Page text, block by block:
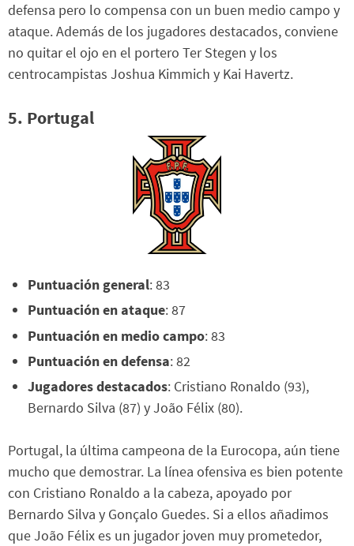
defensa pero lo compensa con un buen medio campo y
ataque. Además de los jugadores destacados, conviene
no quitar el ojo en el portero Ter Stegen y los
centrocampistas Joshua Kimmich y Kai Havertz.
5. Portugal
Puntuación general: 83
Puntuación en ataque: 87
Puntuación en medio campo: 83
Puntuación en defensa: 82
Jugadores destacados: Cristiano Ronaldo (93),
Bernardo Silva (87) y João Félix (80).
Portugal, la última campeona de la Eurocopa, aún tiene
mucho que demostrar. La línea ofensiva es bien potente
con Cristiano Ronaldo a la cabeza, apoyado por
Bernardo Silva y Gonçalo Guedes. Si a ellos añadimos
que João Félix es un jugador joven muy prometedor,